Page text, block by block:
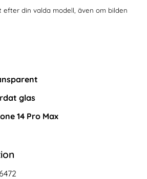
efter din valda modell, även om bilden
denna produkt
glas
14 Pro Max